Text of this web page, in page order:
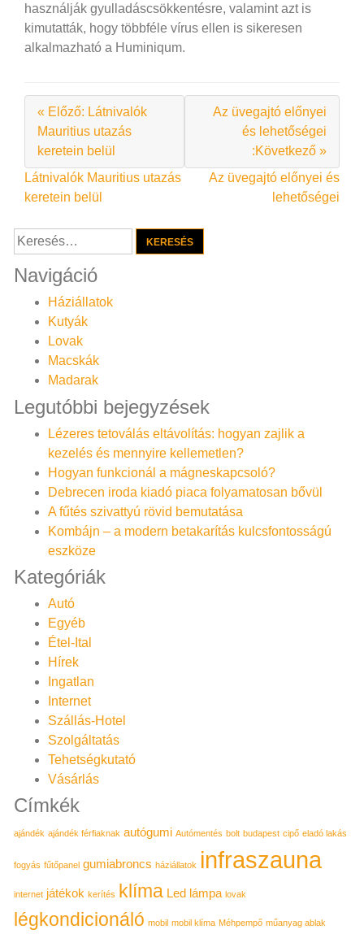
használják gyulladáscsökkentésre, valamint azt is
kimutatták, hogy többféle vírus ellen is sikeresen
alkalmazható a Huminiqum.
« Előző: Látnivalók
Mauritius utazás
keretein belül
Az üvegajtó előnyei
és lehetőségei
:Következő »
Bejegyzés
navigáció
Látnivalók Mauritius utazás
keretein belül
Az üvegajtó előnyei és
lehetőségei
Keresés:
Navigáció
Háziállatok
Kutyák
Lovak
Macskák
Madarak
Legutóbbi bejegyzések
Lézeres tetoválás eltávolítás: hogyan zajlik a
kezelés és mennyire kellemetlen?
Hogyan funkcionál a mágneskapcsoló?
Debrecen iroda kiadó piaca folyamatosan bővül
A fűtés szivattyú rövid bemutatása
Kombájn – a modern betakarítás kulcsfontosságú
eszköze
Kategóriák
Autó
Egyéb
Étel-Ital
Hírek
Ingatlan
Internet
Szállás-Hotel
Szolgáltatás
Tehetségkutató
Vásárlás
Címkék
ajándék ajándék férfiaknak autógumi Autómentés bolt budapest cipő eladó lakás
fogyás fűtőpanel gumiabroncs háziállatok infraszauna
internet játékok kerítés klíma Led lámpa lovak
légkondicionáló mobil mobil klíma Méhpempő műanyag ablak